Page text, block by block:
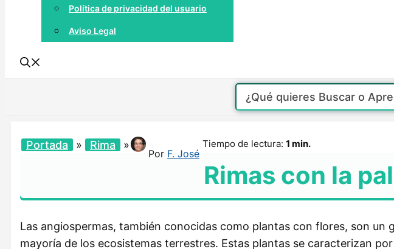
Política de privacidad del usuario
Aviso Legal
Portada » Rima »
Por F. José
Tiempo de lectura: 1 min.
Rimas con la
Las angiospermas, también conocidas como plantas con flores, son un
mayoría de los ecosistemas terrestres. Estas plantas se caracterizan